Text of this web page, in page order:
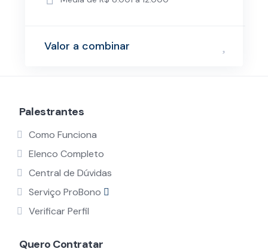
Valor a combinar
Palestrantes
Como Funciona
Elenco Completo
Central de Dúvidas
Serviço ProBono
Verificar Perfil
Quero Contratar